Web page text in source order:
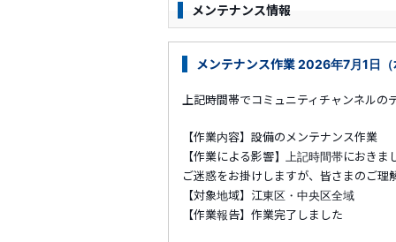
メンテナンス情報
メンテナンス作業 2026年7月1日
上記時間帯でコミュニティチャンネルの
【作業内容】設備のメンテナンス作業
【作業による影響】上記時間帯におき
ご迷惑をお掛けしますが、皆さまのご理
【対象地域】江東区・中央区全域
【作業報告】作業完了しました